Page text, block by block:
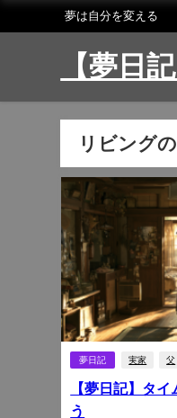
夢は自分を変える
【夢日
リビング
夢日記 実家 父
【夢日記】タ
う